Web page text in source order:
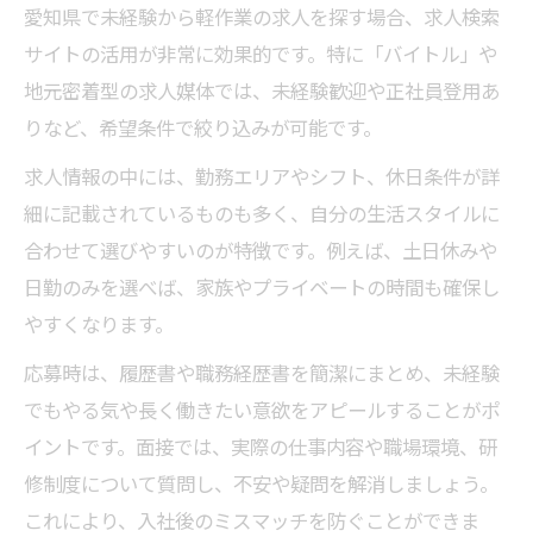
愛知 軽作業 求人を日勤や土日休みで比較す
る
正社員とアルバイト求人の違いを整理
愛知県 軽作業求人の応募基準は何が大切か
バイトル 愛知県の求人特徴を知るメリット
求人選びに迷ったら押さえたい愛知県の軽作業
事情
愛知県 軽作業求人の最新トレンドを解説
未経験者に人気の求人条件を知ろう
求人比較で見落としがちなポイントとは
愛知 軽作業 求人の選び方と注意点
正社員登用あり求人の特徴と魅力
正社員も目指せる愛知県軽作業の新しい働き方
愛知県で未経験から軽作業の求人を探す場合、求人検索
サイトの活用が非常に効果的です。特に「バイトル」や
地元密着型の求人媒体では、未経験歓迎や正社員登用あ
りなど、希望条件で絞り込みが可能です。
求人情報の中には、勤務エリアやシフト、休日条件が詳
細に記載されているものも多く、自分の生活スタイルに
合わせて選びやすいのが特徴です。例えば、土日休みや
日勤のみを選べば、家族やプライベートの時間も確保し
やすくなります。
応募時は、履歴書や職務経歴書を簡潔にまとめ、未経験
でもやる気や長く働きたい意欲をアピールすることがポ
イントです。面接では、実際の仕事内容や職場環境、研
修制度について質問し、不安や疑問を解消しましょう。
これにより、入社後のミスマッチを防ぐことができま